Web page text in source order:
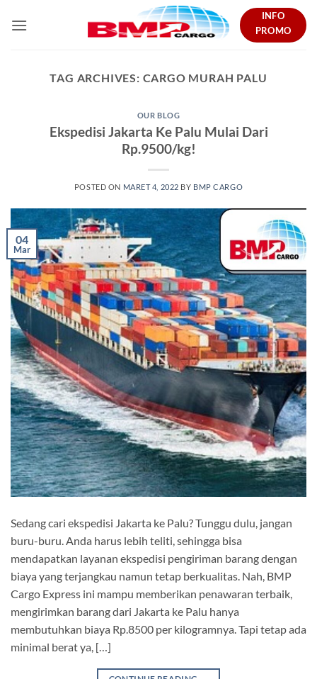
INFO
PROMO
TAG ARCHIVES: CARGO MURAH PALU
OUR BLOG
Ekspedisi Jakarta Ke Palu Mulai Dari
Rp.9500/kg!
POSTED ON MARET 4, 2022 BY BMP CARGO
04
Mar
Sedang cari ekspedisi Jakarta ke Palu? Tunggu dulu, jangan
buru-buru. Anda harus lebih teliti, sehingga bisa
mendapatkan layanan ekspedisi pengiriman barang dengan
biaya yang terjangkau namun tetap berkualitas. Nah, BMP
Cargo Express ini mampu memberikan penawaran terbaik,
mengirimkan barang dari Jakarta ke Palu hanya
membutuhkan biaya Rp.8500 per kilogramnya. Tapi tetap ada
minimal berat ya, […]